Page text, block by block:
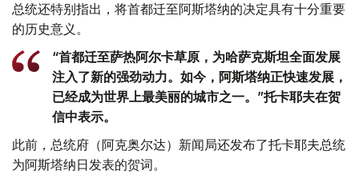
总统还特别指出，将首都迁至阿斯塔纳的决定具有十分重要
的历史意义。
“首都迁至萨热阿尔卡草原，为哈萨克斯坦全面发展
注入了新的强劲动力。如今，阿斯塔纳正快速发展，
已经成为世界上最美丽的城市之一。”托卡耶夫在贺
信中表示。
此前，总统府（阿克奥尔达）新闻局还发布了托卡耶夫总统
为阿斯塔纳日发表的贺词。